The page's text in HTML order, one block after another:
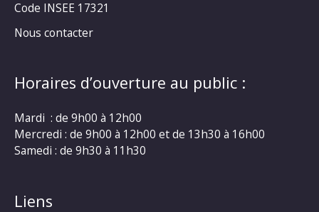
Code INSEE 17321
Nous contacter
Horaires d’ouverture au public :
Mardi : de 9h00 à 12h00
Mercredi : de 9h00 à 12h00 et de 13h30 à 16h00
Samedi : de 9h30 à 11h30
Liens